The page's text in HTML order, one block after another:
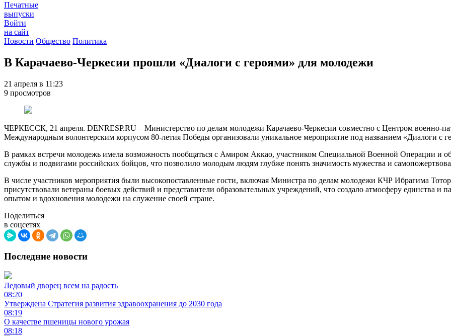
Печатные
выпуски
Войти
на сайт
Новости Общество Политика
В Карачаево-Черкесии прошли «Диалоги с героями» для молодежи
21 апреля в 11:23
9 просмотров
ЧЕРКЕССК, 21 апреля. DENRESP.RU – Министерство по делам молодежи Карачаево-Черкесии совместно с Центром военно-
Международным волонтерским корпусом 80-летия Победы организовали уникальное мероприятие под названием «Диалоги с
В рамках встречи молодежь имела возможность пообщаться с Амиром Аккао, участником Специальной Военной Операции и
службы и подвигами российских бойцов, что позволило молодым людям глубже понять значимость мужества и
В числе участников мероприятия были высокопоставленные гости, включая Министра по делам молодежи КЧР Ибрагима
присутствовали ветераны боевых действий и представители образовательных учреждений, что создало атмосферу единства
опытом и вдохновения молодежи на служение своей стране.
Поделиться
в соцсетях
Последние новости
Ледовый дворец всем на радость
08:20
Утверждена Стратегия развития здравоохранения до 2030 года
08:19
О качестве пшеницы нового урожая
08:18